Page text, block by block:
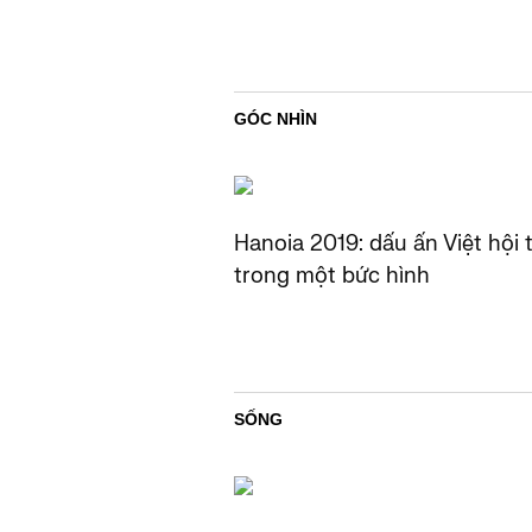
GÓC NHÌN
Hanoia 2019: dấu ấn Việt hội
trong một bức hình
SỐNG